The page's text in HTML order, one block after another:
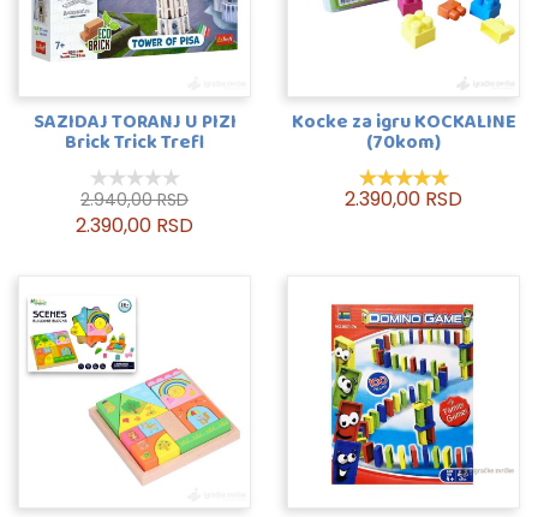
SAZIDAJ TORANJ U PIZI
Brick Trick Trefl
2.940,00 RSD
2.390,00 RSD
Kocke za igru KOCKALINE
(70kom)
2.390,00 RSD